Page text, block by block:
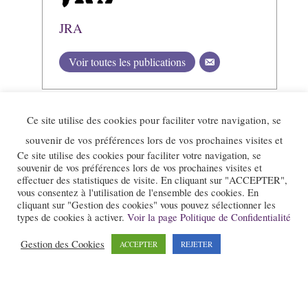
JRA
Voir toutes les publications
Le site et la newsletter Jazz-Rhone-Alpes.com sont édités par l’association
« Loi 1901 » « Jazz en Rhône-Alpes » qui a pour objet la promotion du
Ce site utilise des cookies pour faciliter votre navigation, se
souvenir de vos préférences lors de vos prochaines visites et
Ce site utilise des cookies pour faciliter votre navigation, se
souvenir de vos préférences lors de vos prochaines visites et
effectuer des statistiques de visite. En cliquant sur "ACCEPTER",
vous consentez à l'utilisation de l'ensemble des cookies. En
cliquant sur "Gestion des cookies" vous pouvez sélectionner les
types de cookies à activer. Voir la page Politique de Confidentialité
Gestion des Cookies ACCEPTER REJETER